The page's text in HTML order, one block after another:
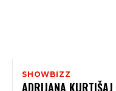
SHOWBIZZ
ADRIJANA KURTIŠAJ